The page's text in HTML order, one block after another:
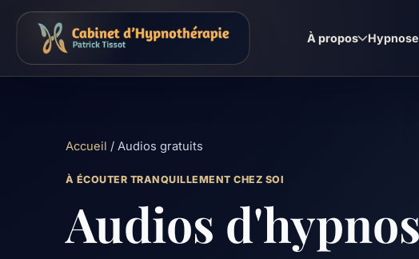
À propos
Accueil / Audios gratuits
À ÉCOUTER TRANQUILLEMENT CHEZ SOI
Audios